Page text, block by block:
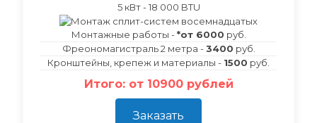
5 кВт - 18 000 BTU
Монтажные работы -*от 6000 руб.
Фреономагистраль 2 метра -3400 руб.
Кронштейны, крепеж и материалы - 1500 руб.
Итого: от 10900 рублей
Заказать